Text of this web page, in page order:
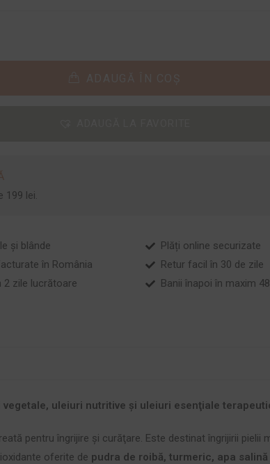
199 lei.
și blânde
în România
2 zile lucrătoare
Plăți online securizate
Retur facil în 30 de zile
Banii înapoi în maxim
uleiuri nutritive şi uleiuri esenţiale
pentru îngrijire şi curăţare. Este destinat îngrijirii pielii
oferite de pudra de roibă, turmeric, apa